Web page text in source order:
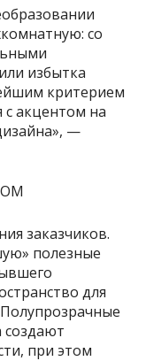
со
избытка
критерием
с акцентом на
—
заказчиков.
полезные
для
создают
при этом